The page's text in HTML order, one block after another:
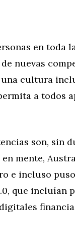
en toda
nuevas
una cultura
a todos
son, sin
mente,
e incluso
que incluían